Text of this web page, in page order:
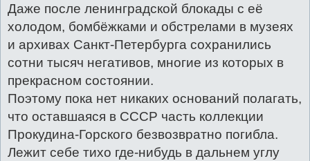
Даже после ленинградской блокады с её
холодом, бомбёжками и обстрелами в музеях
и архивах Санкт-Петербурга сохранились
сотни тысяч негативов, многие из которых в
прекрасном состоянии.
Поэтому пока нет никаких оснований полагать,
что оставшаяся в СССР часть коллекции
Прокудина-Горского безвозвратно погибла.
Лежит себе тихо где-нибудь в дальнем углу